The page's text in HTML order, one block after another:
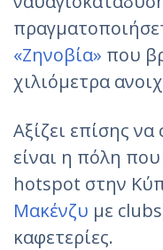
«Ζηνοβία» που
χιλιόμετρα
Αξίζει επίσης
είναι η πόλη
hotspot στην
Μακένζυ με
καφετερίες.